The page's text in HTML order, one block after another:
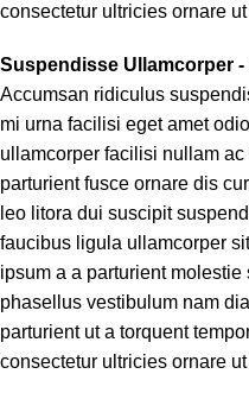
consectetur ultricies ornare
Suspendisse Ullamcorper -
Accumsan ridiculus
mi urna facilisi eget amet
ullamcorper facilisi nullam
parturient fusce ornare dis
leo litora dui suscipit
faucibus ligula ullamcorper
ipsum a a parturient
phasellus vestibulum nam
parturient ut a torquent
consectetur ultricies ornare